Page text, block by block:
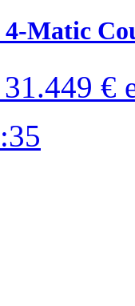
Matic
€